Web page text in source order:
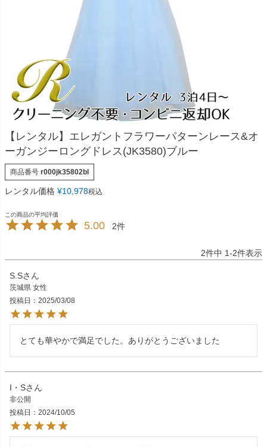
Angel's Photo Studio
七五三・発表会・記念撮影
Web または お電話
ヘアメイク・着付け
スタジオを予約 →
【レンタル】エレガントフラワーパターンレース&オ
ーガンジーロングドレス(JK3580)ブルー
商品番号 r000jk35802bl
レンタル価格 ¥10,978税込
5.00 2
2件中 1-2件表示
S.S
茨城県 女性
投稿日
2025/03/08
とても華やかで満足でした。ありがとうございました
I・S
非公開
投稿日
2024/10/05